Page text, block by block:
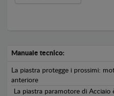
Manuale tecnico:
La piastra protegge i prossimi:
anteriore
La piastra paramotore di Acciaio